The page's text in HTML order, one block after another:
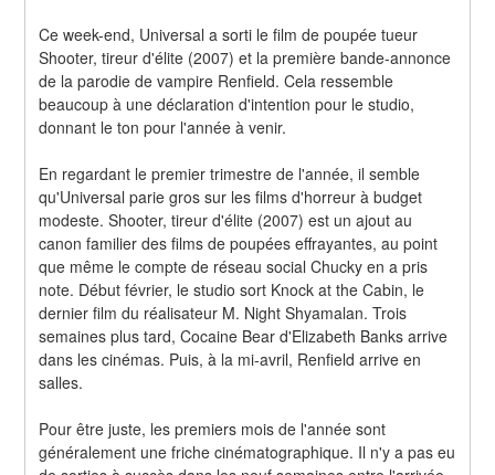
Ce week-end, Universal a sorti le film de poupée tueur
Shooter, tireur d'élite (2007) et la première bande-annonce
de la parodie de vampire Renfield. Cela ressemble
beaucoup à une déclaration d'intention pour le studio,
donnant le ton pour l'année à venir.
En regardant le premier trimestre de l'année, il semble
qu'Universal parie gros sur les films d'horreur à budget
modeste. Shooter, tireur d'élite (2007) est un ajout au
canon familier des films de poupées effrayantes, au point
que même le compte de réseau social Chucky en a pris
note. Début février, le studio sort Knock at the Cabin, le
dernier film du réalisateur M. Night Shyamalan. Trois
semaines plus tard, Cocaine Bear d'Elizabeth Banks arrive
dans les cinémas. Puis, à la mi-avril, Renfield arrive en
salles.
Pour être juste, les premiers mois de l'année sont
généralement une friche cinématographique. Il n'y a pas eu